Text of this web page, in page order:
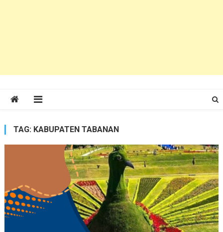
TAG: KABUPATEN TABANAN